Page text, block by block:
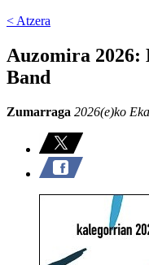
< Atzera
Auzomira 2026:
Band
Zumarraga 2026(e)ko